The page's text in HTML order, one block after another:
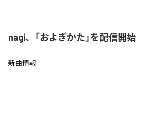
nagi、「およぎかた」を配信開始
新曲情報